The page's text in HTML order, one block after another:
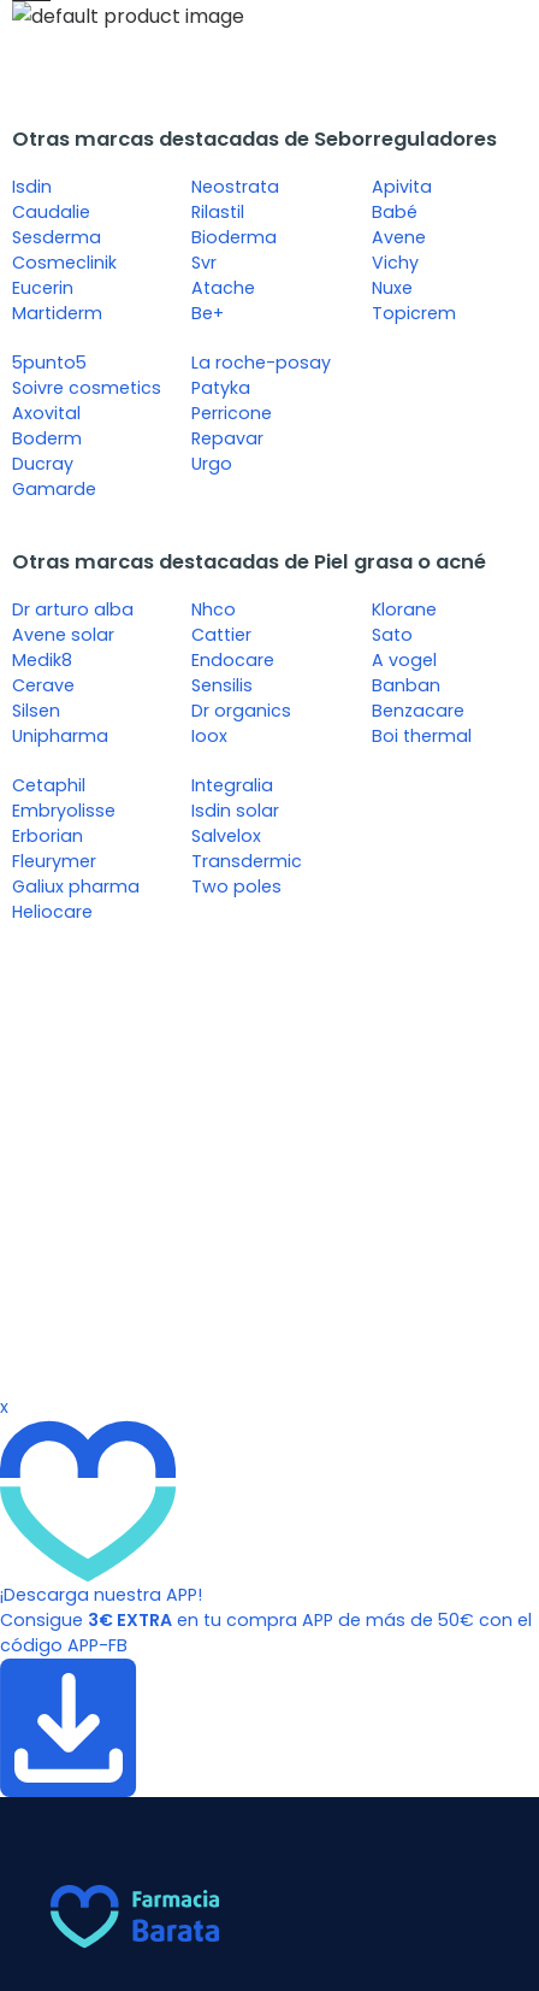
Otras marcas destacadas de Seborreguladores
Isdin
Caudalie
Sesderma
Cosmeclinik
Eucerin
Martiderm
Neostrata
Rilastil
Bioderma
Svr
Atache
Be+
Apivita
Babé
Avene
Vichy
Nuxe
Topicrem
5punto5
Soivre cosmetics
Axovital
Boderm
Ducray
Gamarde
La roche-posay
Patyka
Perricone
Repavar
Urgo
Otras marcas destacadas de Piel grasa o acné
Dr arturo alba
Avene solar
Medik8
Cerave
Silsen
Unipharma
Nhco
Cattier
Endocare
Sensilis
Dr organics
Ioox
Klorane
Sato
A vogel
Banban
Benzacare
Boi thermal
Cetaphil
Embryolisse
Erborian
Fleurymer
Galiux pharma
Heliocare
Integralia
Isdin solar
Salvelox
Transdermic
Two poles
x
¡Descarga nuestra APP!
Consigue 3€ EXTRA en tu compra APP de más de 50€ con el
código APP-FB